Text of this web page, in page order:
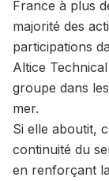
France à plus
majorité des
participations
Altice
groupe dans
mer.
Si elle aboutit,
continuité du
en renforçant